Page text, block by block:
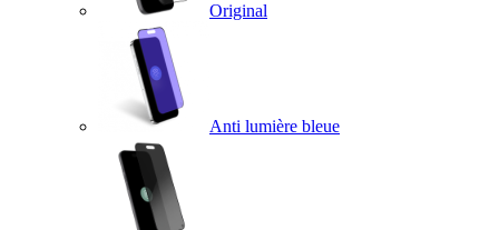
Original
Anti lumière bleue